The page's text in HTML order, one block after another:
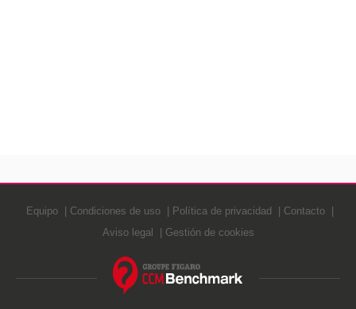
Equipo Condiciones de uso Política de privacidad
Contacto
Aviso legal
Gestión de cookies